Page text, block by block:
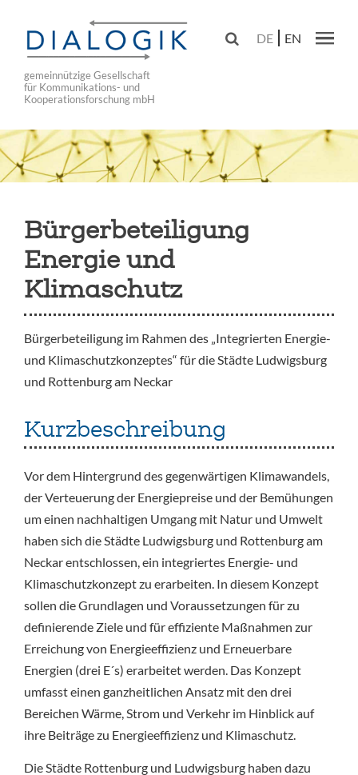
main
navigation
gemeinnützige Gesellschaft
für Kommunikations- und
Kooperationsforschung mbH
 DE EN
Bürgerbeteiligung
Energie und
Klimaschutz
Bürgerbeteiligung im Rahmen des „Integrierten Energie-
und Klimaschutzkonzeptes“ für die Städte Ludwigsburg
und Rottenburg am Neckar
Kurzbeschreibung
Vor dem Hintergrund des gegenwärtigen Klimawandels,
der Verteuerung der Energiepreise und der Bemühungen
um einen nachhaltigen Umgang mit Natur und Umwelt
haben sich die Städte Ludwigsburg und Rottenburg am
Neckar entschlossen, ein integriertes Energie- und
Klimaschutzkonzept zu erarbeiten. In diesem Konzept
sollen die Grundlagen und Voraussetzungen für zu
definierende Ziele und für effiziente Maßnahmen zur
Erreichung von Energieeffizienz und Erneuerbare
Energien (drei E´s) erarbeitet werden. Das Konzept
umfasst einen ganzheitlichen Ansatz mit den drei
Bereichen Wärme, Strom und Verkehr im Hinblick auf
ihre Beiträge zu Energieeffizienz und Klimaschutz.
Die Städte Rottenburg und Ludwigsburg haben dazu